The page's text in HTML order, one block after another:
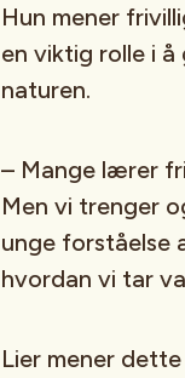
Hun mener
en viktig rolle i
naturen.
– Mange lærer
Men vi trenger
unge forståelse
hvordan vi tar
Lier mener